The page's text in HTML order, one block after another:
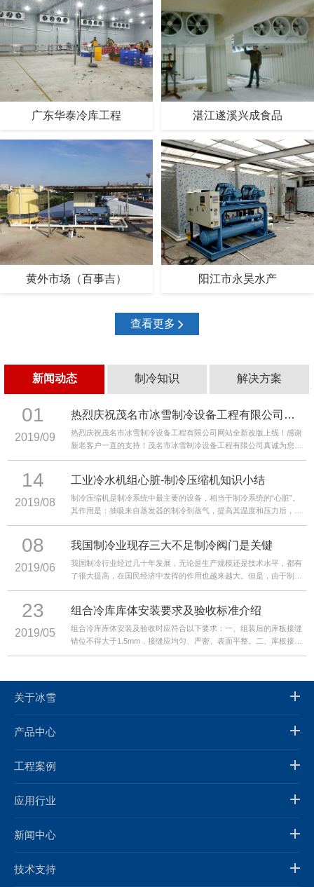
广东华泰冷库工程 湛江遂溪兴成食品
黄外市场（百事吉） 阳江市永昊水产
查看更多
新闻动态 制冷知识 解决方案
01
2019/09
热烈庆祝茂名市冰雪制冷设备工程有限公司网站全新改版上线！
热烈庆祝茂名市冰雪制冷设备工程有限公司网站全新改版上线！感谢
新老客户一直的支持！茂名市冰雪制冷设备工程有限公司真诚为您服
14
2019/08
工业冷水机组心脏-制冷压缩机知识小结
制冷压缩机是制冷系统中最主要的设备，相当于制冷系统的“心脏”。
其作用是：抽吸来自蒸发器的制冷剂蒸气，提高其温度和压力后，将
08
2019/06
我国制冷业现存三大不足制冷阀门是关键
我国制冷行业经过几十年发展，无论是生产规模还是技术水平，都有
了很大提高，在国民经济中发挥的作用也越来越大。但是，由于制冷
主要存在三大不足。
23
2019/05
组合冷库库体安装要求及验收标准介绍
组合冷库库体安装及验收时应符合以下要求：一、组装后的库板接缝
错位不得大于1.5mm，接缝应均匀、严密、表面平整。二、库板接缝
关于冰雪
产品中心
工程案例
应用行业
新闻中心
技术支持